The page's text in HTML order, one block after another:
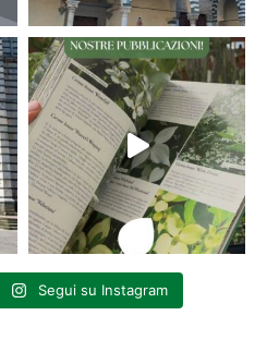
Segui su Instagram